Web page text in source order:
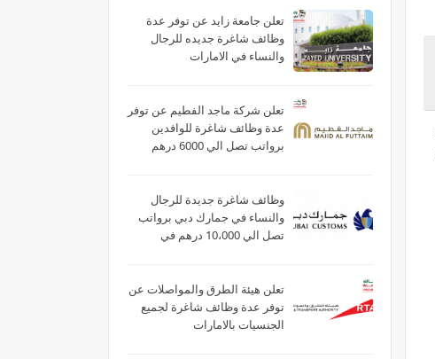
تعلن جامعة زايد عن توفر عدة
وظائف شاغرة جديده للرجال
والنساء في الامارات
تعلن شركة ماجد الفطيم عن توفر
عدة وظائف شاغرة للوافدين
برواتب تصل الي 6000 درهم
وظائف شاغرة جديدة للرجال
والنساء في جمارك دبي برواتب
تصل الي 10،000 درهم في
تعلن هيئة الطرق والمواصلات عن
توفر عدة وظائف شاغرة لجميع
الجنسيات بالامارات